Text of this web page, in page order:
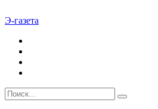
Э-газета